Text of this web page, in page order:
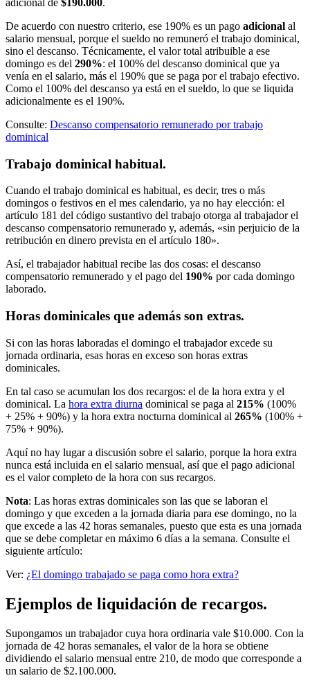
adicional de $190.000.
De acuerdo con nuestro criterio, ese 190% es un pago adicional al
salario mensual, porque el sueldo no remuneró el trabajo dominical,
sino el descanso. Técnicamente, el valor total atribuible a ese
domingo es del 290%: el 100% del descanso dominical que ya
venía en el salario, más el 190% que se paga por el trabajo efectivo.
Como el 100% del descanso ya está en el sueldo, lo que se liquida
adicionalmente es el 190%.
Consulte: Descanso compensatorio remunerado por trabajo
dominical
Trabajo dominical habitual.
Cuando el trabajo dominical es habitual, es decir, tres o más
domingos o festivos en el mes calendario, ya no hay elección: el
artículo 181 del código sustantivo del trabajo otorga al trabajador el
descanso compensatorio remunerado y, además, «sin perjuicio de la
retribución en dinero prevista en el artículo 180».
Así, el trabajador habitual recibe las dos cosas: el descanso
compensatorio remunerado y el pago del 190% por cada domingo
laborado.
Horas dominicales que además son extras.
Si con las horas laboradas el domingo el trabajador excede su
jornada ordinaria, esas horas en exceso son horas extras
dominicales.
En tal caso se acumulan los dos recargos: el de la hora extra y el
dominical. La hora extra diurna dominical se paga al 215% (100%
+ 25% + 90%) y la hora extra nocturna dominical al 265% (100% +
75% + 90%).
Aquí no hay lugar a discusión sobre el salario, porque la hora extra
nunca está incluida en el salario mensual, así que el pago adicional
es el valor completo de la hora con sus recargos.
Nota: Las horas extras dominicales son las que se laboran el
domingo y que exceden a la jornada diaria para ese domingo, no la
que excede a las 42 horas semanales, puesto que esta es una jornada
que se debe completar en máximo 6 días a la semana. Consulte el
siguiente artículo:
Ver: ¿El domingo trabajado se paga como hora extra?
Ejemplos de liquidación de recargos.
Supongamos un trabajador cuya hora ordinaria vale $10.000. Con la
jornada de 42 horas semanales, el valor de la hora se obtiene
dividiendo el salario mensual entre 210, de modo que corresponde a
un salario de $2.100.000.